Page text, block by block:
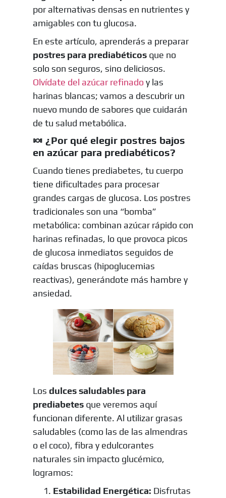
por alternativas densas en nutrientes y
amigables con tu glucosa.
En este artículo, aprenderás a preparar
postres para prediabéticosque no
solo son seguros, sino deliciosos.
Olvídate del azúcar refinado y las
harinas blancas; vamos a descubrir un
nuevo mundo de sabores que cuidarán
de tu salud metabólica.
🍬 ¿Por qué elegir postres bajos
en azúcar para prediabéticos?
Cuando tienes prediabetes, tu cuerpo
tiene dificultades para procesar
grandes cargas de glucosa. Los postres
tradicionales son una “bomba”
metabólica: combinan azúcar rápido con
harinas refinadas, lo que provoca picos
de glucosa inmediatos seguidos de
caídas bruscas (hipoglucemias
reactivas), generándote más hambre y
ansiedad.
Los dulces saludables para
prediabetesque veremos aquí
funcionan diferente. Al utilizar grasas
saludables (como las de las almendras
o el coco), fibra y edulcorantes
naturales sin impacto glucémico,
logramos:
Estabilidad Energética: Disfrutas